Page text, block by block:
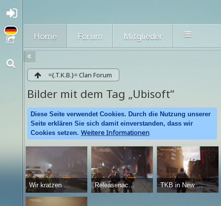
nmel
den
oder
strie
ren
Home Forum Mitglieder
={.T.K.B.}= Clan Forum
Bilder mit dem Tag „Ubisoft“
Diese Seite verwendet Cookies. Durch die Nutzung unserer
Seite erklären Sie sich damit einverstanden, dass wir
Cookies setzen. Weitere Informationen
Wir kratzen am Endcontent
JesseNiven-11. März 2016
50.954
Releasenacht The Division
JesseNiven-11. März 2016
TKB in New York
JesseNiven-20.